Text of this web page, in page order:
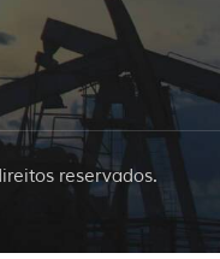
reservados.